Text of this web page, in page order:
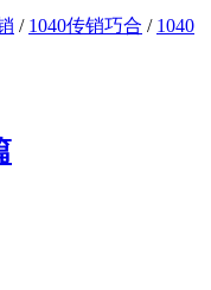
/ 1040传销巧合 / 1040